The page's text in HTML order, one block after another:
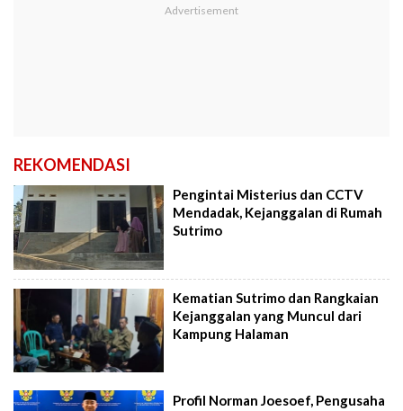
REKOMENDASI
Pengintai Misterius dan CCTV
Mendadak, Kejanggalan di Rumah
Sutrimo
Kematian Sutrimo dan Rangkaian
Kejanggalan yang Muncul dari
Kampung Halaman
Profil Norman Joesoef, Pengusaha